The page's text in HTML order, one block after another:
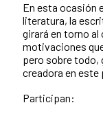
En esta ocasión
literatura, la
girará en torno al
motivaciones
pero sobre todo,
creadora en este
Participan: